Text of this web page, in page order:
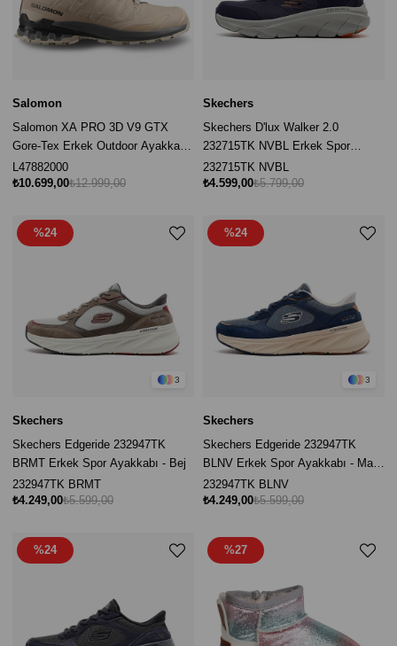
Salomon
Salomon XA PRO 3D V9 GTX
Gore-Tex Erkek Outdoor Ayakkabı
- Bej
L47882000
₺10.699,00₺12.999,00
Skechers
Skechers D'lux Walker 2.0
232715TK NVBL Erkek Spor
Ayakkabı - Lacivert
232715TK NVBL
₺4.599,00₺5.799,00
3
Skechers
Skechers Edgeride 232947TK
BRMT Erkek Spor Ayakkabı - Bej
232947TK BRMT
₺4.249,00₺5.599,00
%24
3
Skechers
Skechers Edgeride 232947TK
BLNV Erkek Spor Ayakkabı - Mavi
/ Lacivert
232947TK BLNV
₺4.249,00₺5.599,00
%24
%24 %27